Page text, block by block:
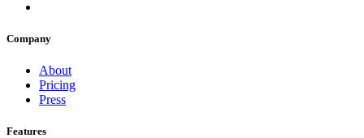
Company
About
Pricing
Press
Features